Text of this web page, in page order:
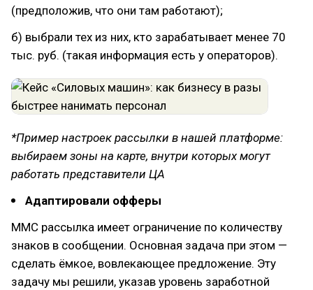
(предположив, что они там работают);
б) выбрали тех из них, кто зарабатывает менее 70
тыс. руб. (такая информация есть у операторов).
*Пример настроек рассылки в нашей платформе:
выбираем зоны на карте, внутри которых могут
работать представители ЦА
Адаптировали офферы
ММС рассылка имеет ограничение по количеству
знаков в сообщении. Основная задача при этом —
сделать ёмкое, вовлекающее предложение. Эту
задачу мы решили, указав уровень заработной